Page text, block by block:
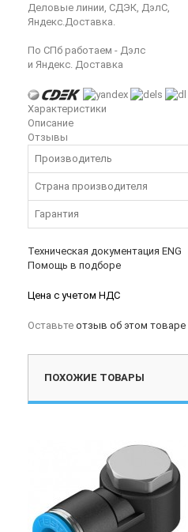
Деловые линии, СДЭК, ДэлС,
Яндекс.Доставка.
По СПб работаем - Дэлс
и Яндекс. Доставка
Характеристики
Описание
Отзывы
Производитель
Страна производителя
Гарантия
Техническая документация ENG
Помощь в подборе
Цена с учетом НДС
Оставьте отзыв об этом товаре
ПОХОЖИЕ ТОВАРЫ